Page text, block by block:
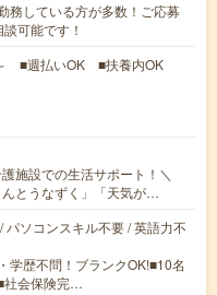
務している方が多数！ご応募
可能です！
■週払いOK ■扶養内OK
施設での生活サポート！＼
んとうなずく」「天気が…
ソコンスキル不要 / 英語力不
学歴不問！ブランクOK!■10名
社会保険完…